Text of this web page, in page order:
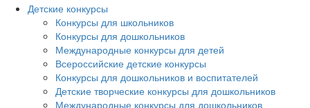
Детские конкурсы
Конкурсы для школьников
Конкурсы для дошкольников
Международные конкурсы для детей
Всероссийские детские конкурсы
Конкурсы для дошкольников и воспитателей
Детские творческие конкурсы для дошкольников
Международные конкурсы для дошкольников